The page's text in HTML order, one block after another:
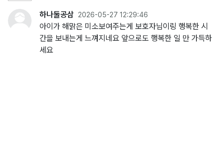
하나둘공삼 2026-05-27 12:29:46
아이가 해맑은 미소보여주는게 보호자님이링 행복한 시
간을 보내는게 느껴지네요 앞으로도 행복한 일 만 가득하
세요